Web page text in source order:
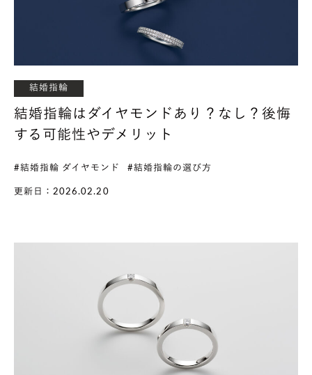
結婚指輪
結婚指輪はダイヤモンドあり？なし？後悔
する可能性やデメリット
#結婚指輪 ダイヤモンド #結婚指輪の選び方
更新日：2026.02.20